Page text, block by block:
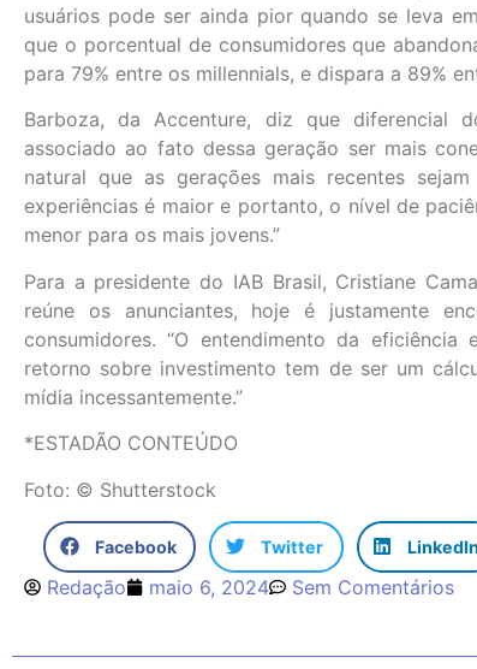
usuários pode ser ainda pior quando se leva
que o porcentual de consumidores que
para 79% entre os millennials, e dispara a 89%
Barboza, da Accenture, diz que diferencial
associado ao fato dessa geração ser mais
natural que as gerações mais recentes
experiências é maior e portanto, o nível de
menor para os mais jovens.”
Para a presidente do IAB Brasil, Cristiane
reúne os anunciantes, hoje é justamente
consumidores. “O entendimento da
retorno sobre investimento tem de ser um
mídia incessantemente.”
*ESTADÃO CONTEÚDO
Foto: © Shutterstock
Facebook Twitter LinkedIn
Redação maio 6, 2024 Sem Comentários